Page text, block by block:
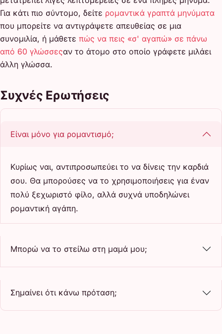
Για κάτι πιο σύντομο, δείτε ρομαντικά γραπτά μηνύματα
που μπορείτε να αντιγράψετε απευθείας σε μια
συνομιλία, ή μάθετε πώς να πεις «σ' αγαπώ» σε πάνω
από 60 γλώσσεςαν το άτομο στο οποίο γράφετε μιλάει
άλλη γλώσσα.
Συχνές Ερωτήσεις
Είναι μόνο για ρομαντισμό;
Κυρίως ναι, αντιπροσωπεύει το να δίνεις την καρδιά
σου. Θα μπορούσες να το χρησιμοποιήσεις για έναν
πολύ ξεχωριστό φίλο, αλλά συχνά υποδηλώνει
ρομαντική αγάπη.
Μπορώ να το στείλω στη μαμά μου;
Σημαίνει ότι κάνω πρόταση;